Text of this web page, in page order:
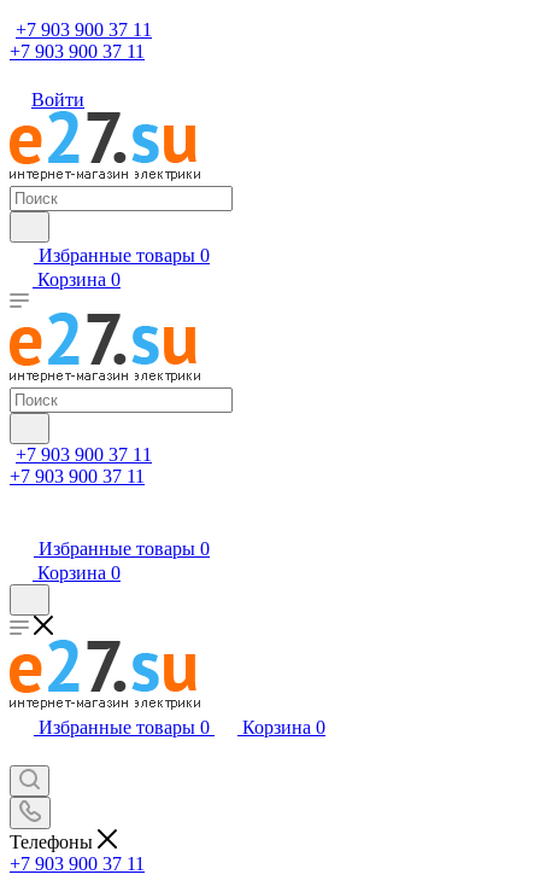
+7 903 900 37 11
+7 903 900 37 11
Войти
Избранные товары 0
Корзина 0
+7 903 900 37 11
+7 903 900 37 11
Избранные товары 0
Корзина 0
Избранные товары 0 Корзина 0
Телефоны
+7 903 900 37 11